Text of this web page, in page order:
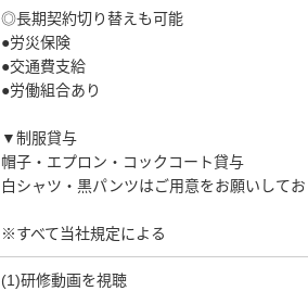
◎長期契約切り替えも可能
●労災保険
●交通費支給
●労働組合あり
▼制服貸与
帽子・エプロン・コックコート貸与
白シャツ・黒パンツはご用意をお願いしてお
※すべて当社規定による
(1)研修動画を視聴